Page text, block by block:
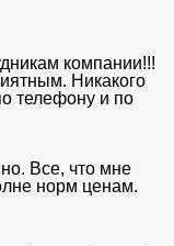
компании!!!
Никакого
телефону и по
Все, что мне
норм ценам.